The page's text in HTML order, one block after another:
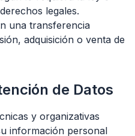
legales.
una transferencia
adquisición o venta de
de Datos
y organizativas
información personal